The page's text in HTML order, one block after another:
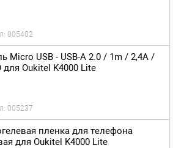
005402
Micro USB - USB-A 2.0 / 1m / 2,4A /
для Oukitel K4000 Lite
005237
пленка для телефона
для Oukitel K4000 Lite